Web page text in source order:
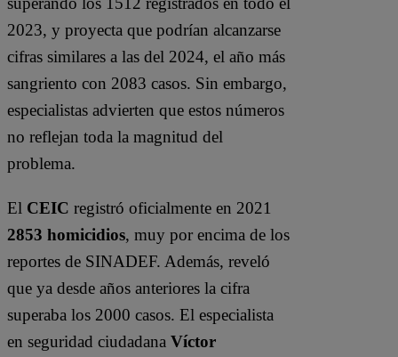
2023, y proyecta que podrían alcanzarse
cifras similares a las del 2024, el año más
sangriento con 2083 casos. Sin embargo,
especialistas advierten que estos números
no reflejan toda la magnitud del
problema.
El CEIC registró oficialmente en 2021
2853 homicidios, muy por encima de los
reportes de SINADEF. Además, reveló
que ya desde años anteriores la cifra
superaba los 2000 casos. El especialista
en seguridad ciudadana Víctor